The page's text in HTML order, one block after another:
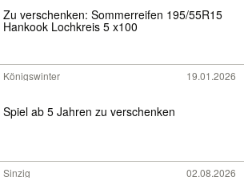
Zu verschenken: Sommerreifen 195/55R15
Hankook Lochkreis 5 x100
Königswinter 19.01.2026
Spiel ab 5 Jahren zu verschenken
Sinzig 02.08.2026